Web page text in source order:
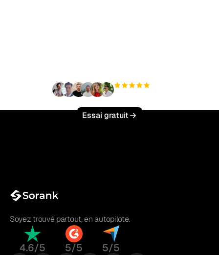
Essai gratuit
Soyez trouvé partout, en autopilote.
4.6/5 5/5 5/5